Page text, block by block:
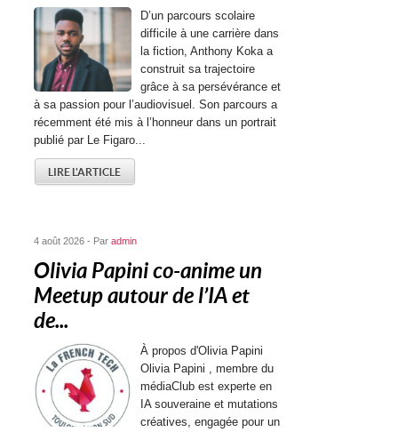
D’un parcours scolaire
difficile à une carrière dans
la fiction, Anthony Koka a
construit sa trajectoire
grâce à sa persévérance et
à sa passion pour l’audiovisuel. Son parcours a
récemment été mis à l’honneur dans un portrait
publié par Le Figaro...
LIRE L'ARTICLE
4 août 2026 - Paradmin
Olivia Papini co-anime un
Meetup autour de l’IA et
de...
À propos d'Olivia Papini
Olivia Papini , membre du
médiaClub est experte en
IA souveraine et mutations
créatives, engagée pour un